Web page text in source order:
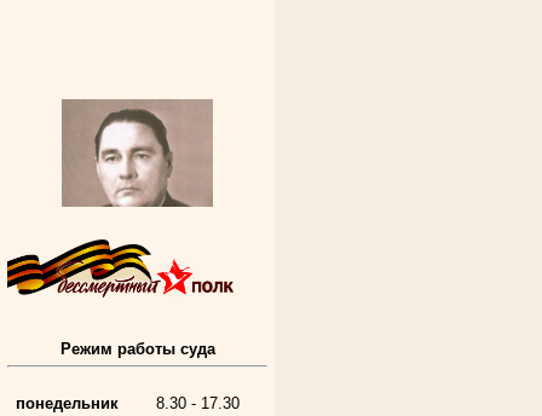
Алферьев Сергей Григорьевич
Участник Великой Отечественной войны
в период с 1954 по 1982 гг.
Режим работы суда
понедельник
8.30 - 17.30